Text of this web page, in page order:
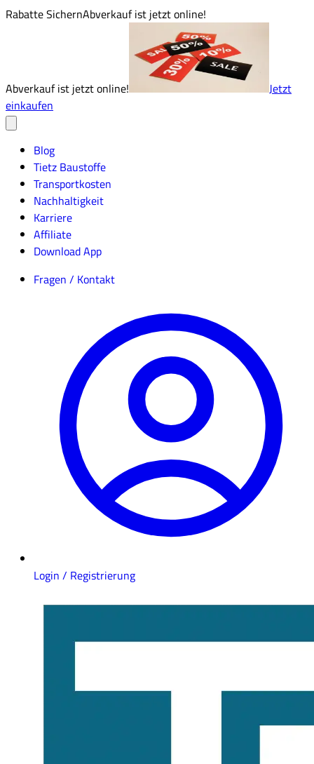
Rabatte SichernAbverkauf ist jetzt online!
Abverkauf ist jetzt online!
Jetzt
einkaufen
Blog
Tietz Baustoffe
Transportkosten
Nachhaltigkeit
Karriere
Affiliate
Download App
Fragen / Kontakt
Login / Registrierung